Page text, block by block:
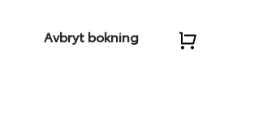
Avbryt bokning